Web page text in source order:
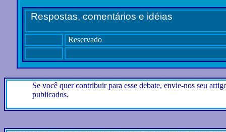
Respostas, comentários e idéias
Reservado
Se você quer contribuir para esse debate, envie-nos seu
publicados.